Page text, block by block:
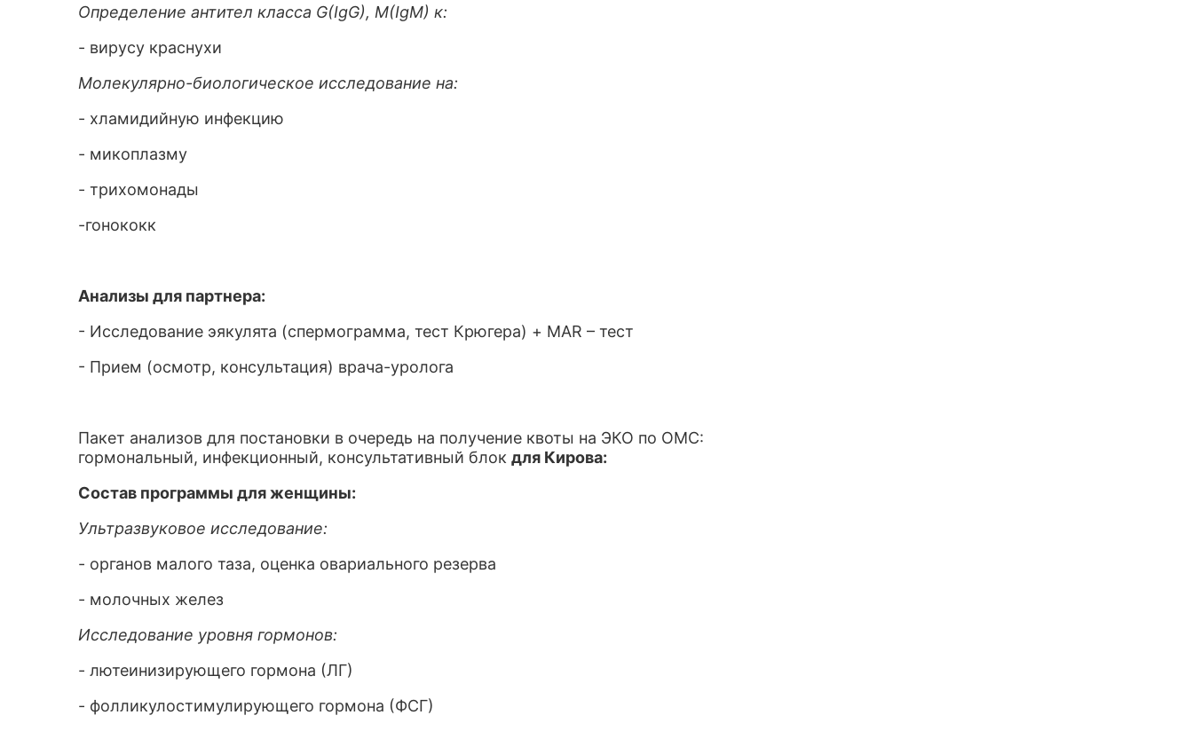
Определение антител класса G(IgG), M(IgM) к:
- вирусу краснухи
Молекулярно-биологическое исследование на:
- хламидийную инфекцию
- микоплазму
- трихомонады
-гонококк
Анализы для партнера:
- Исследование эякулята (спермограмма, тест Крюгера) + MAR – тест
- Прием (осмотр, консультация) врача-уролога
Пакет анализов для постановки в очередь на получение квоты на ЭКО по ОМС:
гормональный, инфекционный, консультативный блок для Кирова:
Состав программы для женщины:
Ультразвуковое исследование:
- органов малого таза, оценка овариального резерва
- молочных желез
Исследование уровня гормонов:
- лютеинизирующего гормона (ЛГ)
- фолликулостимулирующего гормона (ФСГ)